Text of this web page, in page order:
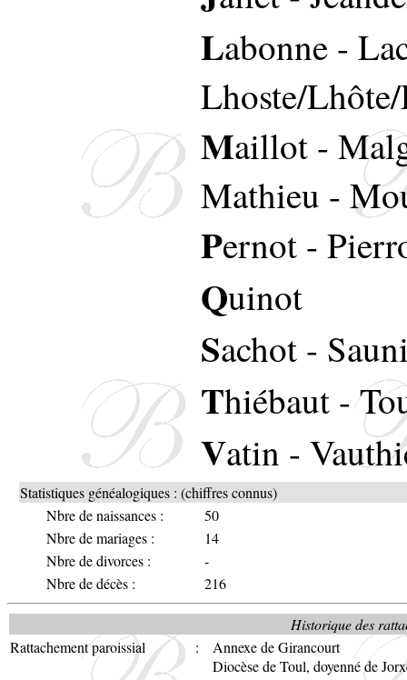
Labonne -
Lhoste/
Maillot -
Mathieu -
Pernot -
Quinot
Sachot -
Thiébaut -
Vatin -
Statistiques généalogiques : (chiffres connus)
Nbre de naissances :
50
Nbre de mariages :
14
Nbre de divorces :
-
Nbre de décès :
216
Historique des
Rattachement paroissial
:
Annexe de Girancourt
Diocèse de Toul, doyenné de